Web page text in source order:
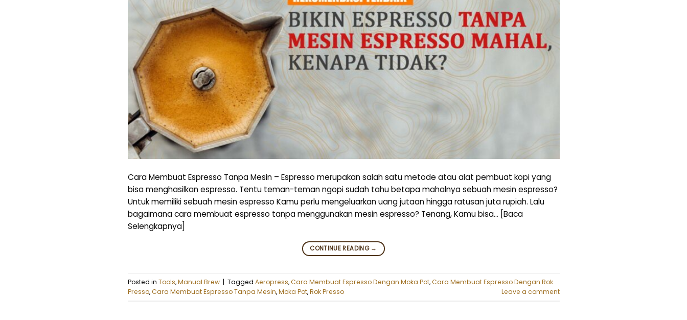
Cara Membuat Espresso Tanpa Mesin – Espresso merupakan salah satu metode atau alat pembuat kopi yang
bisa menghasilkan espresso. Tentu teman-teman ngopi sudah tahu betapa mahalnya sebuah mesin espresso?
Untuk memiliki sebuah mesin espresso Kamu perlu mengeluarkan uang jutaan hingga ratusan juta rupiah. Lalu
bagaimana cara membuat espresso tanpa menggunakan mesin espresso? Tenang, Kamu bisa… [Baca
Selengkapnya]
CONTINUE READING →
Posted in Tools,Manual Brew Tagged Aeropress,Cara Membuat Espresso Dengan Moka Pot,Cara Membuat Espresso Dengan Rok
Presso,Cara Membuat Espresso Tanpa Mesin,Moka Pot,Rok Presso Leave a comment